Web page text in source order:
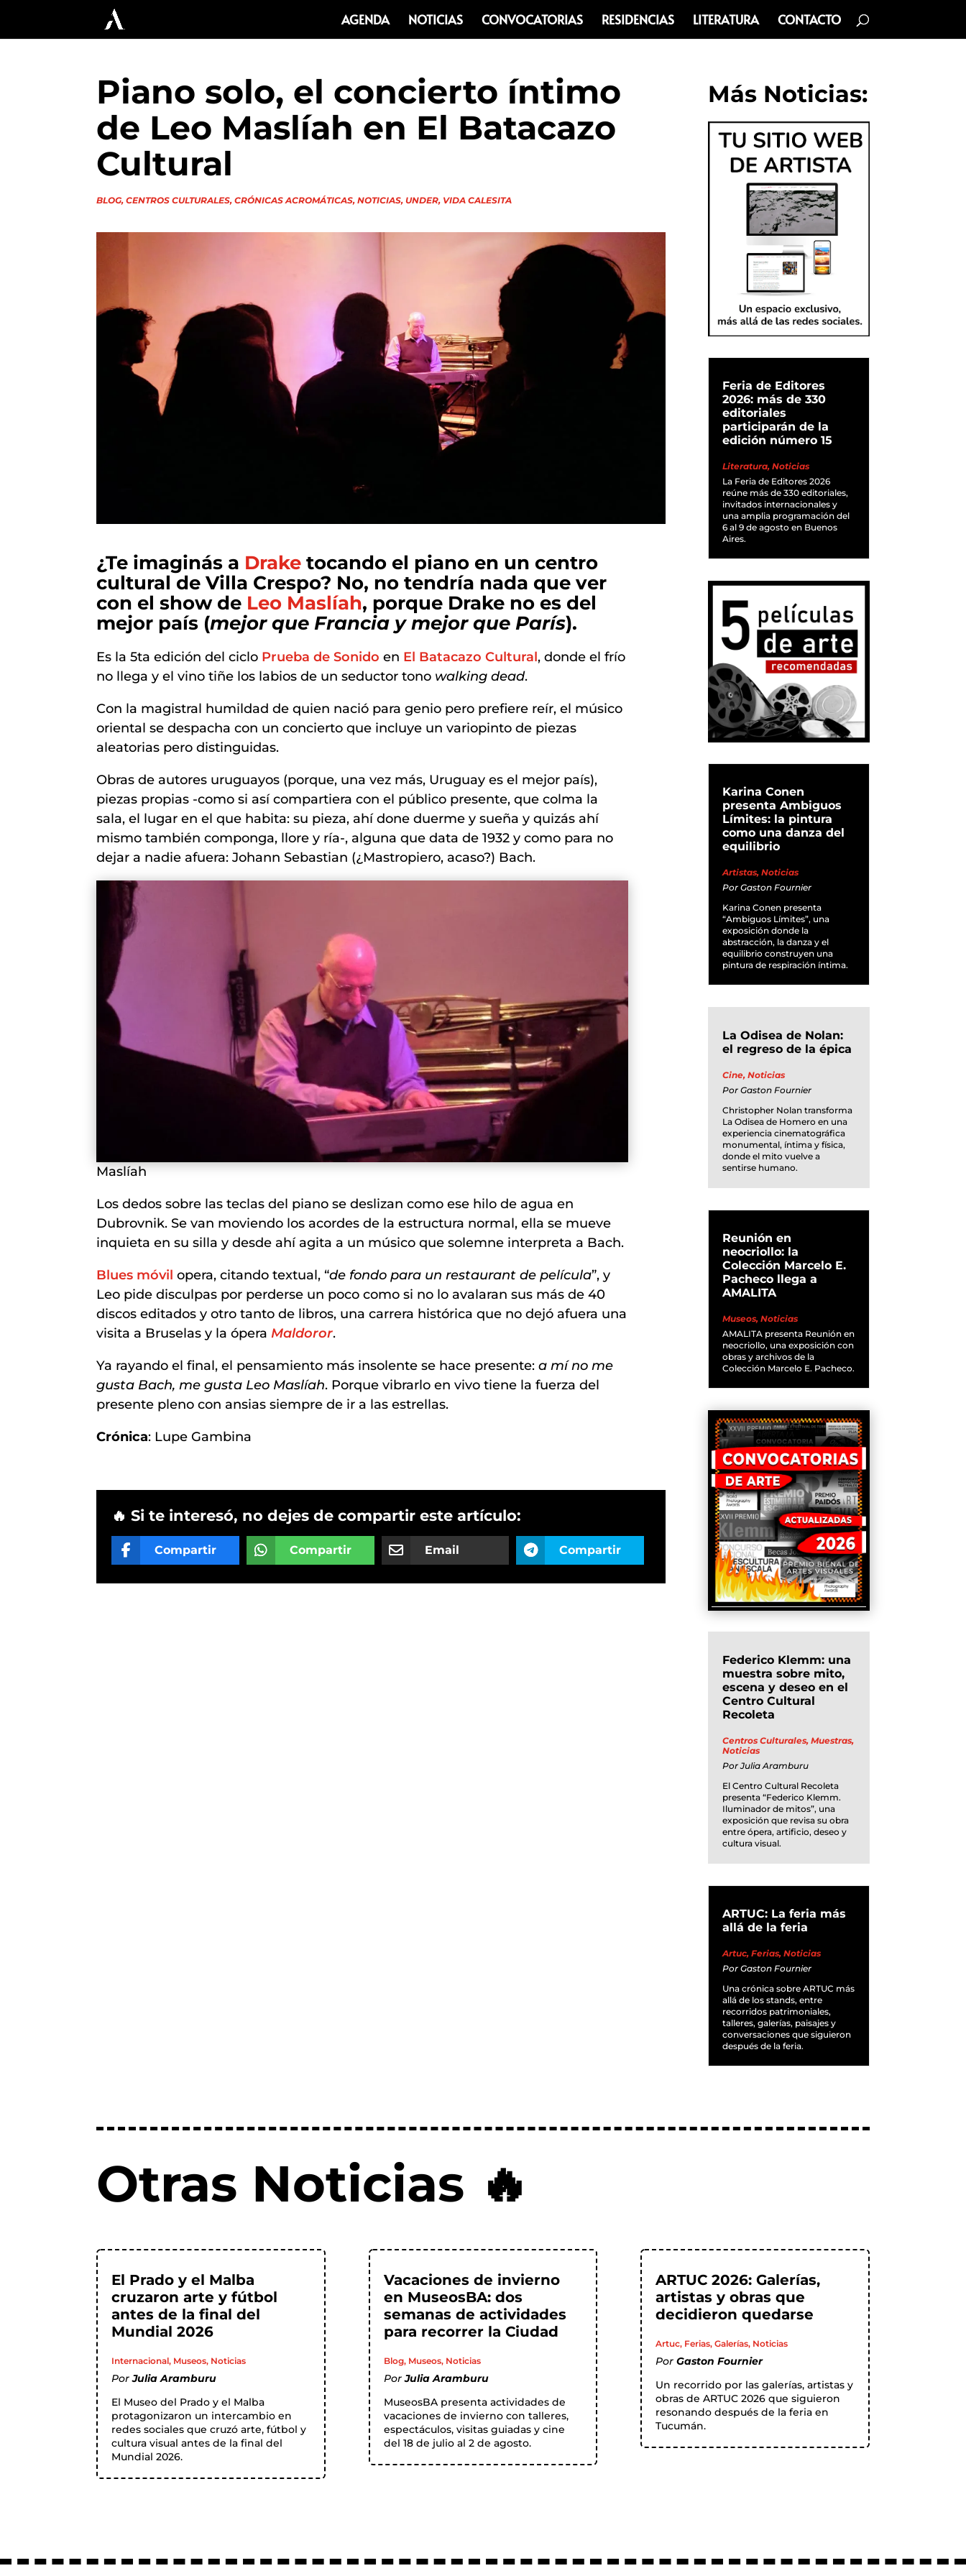
AGENDA NOTICIAS CONVOCATORIAS RESIDENCIAS LITERATURA CONTACTO
Piano solo, el concierto íntimo
de Leo Maslíah en El Batacazo
Cultural
BLOG,CENTROS CULTURALES,CRÓNICAS ACROMÁTICAS,NOTICIAS,UNDER, VIDA CALESITA
¿Te imaginás a Drake tocando el piano en un centro
cultural de Villa Crespo? No, no tendría nada que ver
con el show de Leo Maslíah, porque Drake no es del
mejor país (mejor que Francia y mejor que París).
Es la 5ta edición del ciclo Prueba de Sonido en El Batacazo Cultural, donde el frío
no llega y el vino tiñe los labios de un seductor tono walking dead.
Con la magistral humildad de quien nació para genio pero prefiere reír, el músico
oriental se despacha con un concierto que incluye un variopinto de piezas
aleatorias pero distinguidas.
Obras de autores uruguayos (porque, una vez más, Uruguay es el mejor país),
piezas propias -como si así compartiera con el público presente, que colma la
sala, el lugar en el que habita: su pieza, ahí done duerme y sueña y quizás ahí
mismo también componga, llore y ría-, alguna que data de 1932 y como para no
dejar a nadie afuera: Johann Sebastian (¿Mastropiero, acaso?) Bach.
Maslíah
Los dedos sobre las teclas del piano se deslizan como ese hilo de agua en
Dubrovnik. Se van moviendo los acordes de la estructura normal, ella se mueve
inquieta en su silla y desde ahí agita a un músico que solemne interpreta a Bach.
Blues móvil opera, citando textual, “de fondo para un restaurant de película”, y
Leo pide disculpas por perderse un poco como si no lo avalaran sus más de 40
discos editados y otro tanto de libros, una carrera histórica que no dejó afuera una
visita a Bruselas y la óperaMaldoror.
Ya rayando el final, el pensamiento más insolente se hace presente:a mí no me
gusta Bach, me gusta Leo Maslíah. Porque vibrarlo en vivo tiene la fuerza del
presente pleno con ansias siempre de ir a las estrellas.
Crónica: Lupe Gambina
🔥 Si te interesó, no dejes de compartir este artículo:
Compartir Compartir Email Compartir
Más Noticias:
Feria de Editores
2026: más de 330
editoriales
participarán de la
edición número 15
Literatura,Noticias
La Feria de Editores 2026
reúne más de 330 editoriales,
invitados internacionales y
una amplia programación del
6 al 9 de agosto en Buenos
Aires.
Karina Conen
presenta Ambiguos
Límites: la pintura
como una danza del
equilibrio
Artistas,Noticias
PorGaston Fournier
Karina Conen presenta
“Ambiguos Límites”, una
exposición donde la
abstracción, la danza y el
equilibrio construyen una
pintura de respiración íntima.
La Odisea de Nolan:
el regreso de la épica
Cine,Noticias
PorGaston Fournier
Christopher Nolan transforma
La Odisea de Homero en una
experiencia cinematográfica
monumental, íntima y física,
donde el mito vuelve a
sentirse humano.
Reunión en
neocriollo: la
Colección Marcelo E.
Pacheco llega a
AMALITA
Museos,Noticias
AMALITA presenta Reunión en
neocriollo, una exposición con
obras y archivos de la
Colección Marcelo E. Pacheco.
Federico Klemm: una
muestra sobre mito,
escena y deseo en el
Centro Cultural
Recoleta
Centros Culturales,Muestras,
Noticias
PorJulia Aramburu
El Centro Cultural Recoleta
presenta “Federico Klemm.
Iluminador de mitos”, una
exposición que revisa su obra
entre ópera, artificio, deseo y
cultura visual.
ARTUC: La feria más
allá de la feria
Artuc,Ferias,Noticias
PorGaston Fournier
Una crónica sobre ARTUC más
allá de los stands, entre
recorridos patrimoniales,
talleres, galerías, paisajes y
conversaciones que siguieron
después de la feria.
Otras Noticias 🔥
El Prado y el Malba
cruzaron arte y fútbol
antes de la final del
Mundial 2026
Internacional, Museos, Noticias
PorJulia Aramburu
El Museo del Prado y el Malba
protagonizaron un intercambio en
redes sociales que cruzó arte, fútbol y
cultura visual antes de la final del
Mundial 2026.
Vacaciones de invierno
en MuseosBA: dos
semanas de actividades
para recorrer la Ciudad
Blog, Museos, Noticias
PorJulia Aramburu
MuseosBA presenta actividades de
vacaciones de invierno con talleres,
espectáculos, visitas guiadas y cine
del 18 de julio al 2 de agosto.
ARTUC 2026: Galerías,
artistas y obras que
decidieron quedarse
Artuc, Ferias, Galerías, Noticias
Por Gaston Fournier
Un recorrido por las galerías, artistas y
obras de ARTUC 2026 que siguieron
resonando después de la feria en
Tucumán.